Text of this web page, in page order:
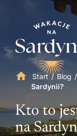
Start / Blog /
Sardynii?
Kto to
na